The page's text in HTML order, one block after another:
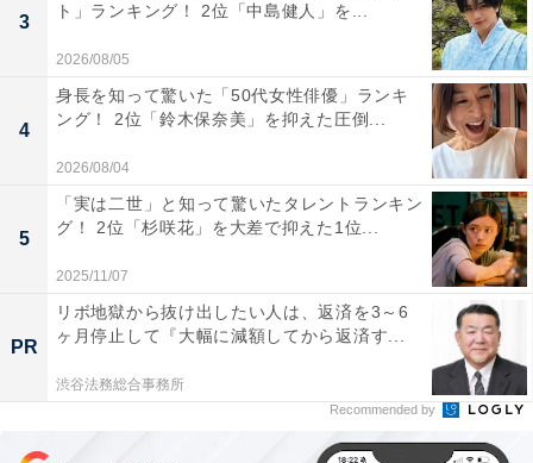
「佐久間大介さんは明るくテンションの高いトーク
で番組を盛り上げてくれます。趣味への熱量も愛ら
しく、バラエティでの存在感は抜群だと感じていま
3
ト」ランキング！ 2位「中島健人」を...
2026/08/05
4
身長を知って驚いた「50代女性俳優」ランキ
ング！ 2位「鈴木保奈美」を抑えた圧倒...
2026/08/04
5
「実は二世」と知って驚いたタレントランキン
グ！ 2位「杉咲花」を大差で抑えた1位...
2025/11/07
PR
リボ地獄から抜け出したい人は、返済を3～6
ヶ月停止して『大幅に減額してから返済す...
渋谷法務総合事務所
Recommended by